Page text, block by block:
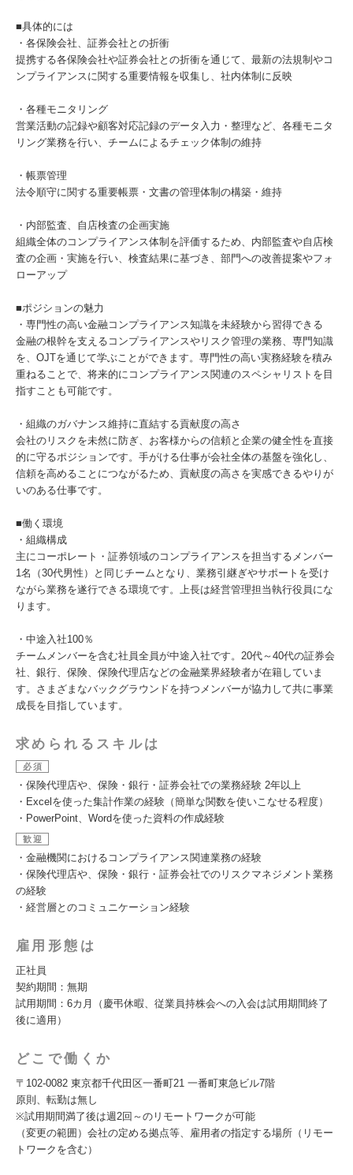
■具体的には
・各保険会社、証券会社との折衝
提携する各保険会社や証券会社との折衝を通じて、最新の法規制やコ
ンプライアンスに関する重要情報を収集し、社内体制に反映
・各種モニタリング
営業活動の記録や顧客対応記録のデータ入力・整理など、各種モニタ
リング業務を行い、チームによるチェック体制の維持
・帳票管理
法令順守に関する重要帳票・文書の管理体制の構築・維持
・内部監査、自店検査の企画実施
組織全体のコンプライアンス体制を評価するため、内部監査や自店検
査の企画・実施を行い、検査結果に基づき、部門への改善提案やフォ
ローアップ
■ポジションの魅力
・専門性の高い金融コンプライアンス知識を未経験から習得できる
金融の根幹を支えるコンプライアンスやリスク管理の業務、専門知識
を、OJTを通じて学ぶことができます。専門性の高い実務経験を積み
重ねることで、将来的にコンプライアンス関連のスペシャリストを目
指すことも可能です。
・組織のガバナンス維持に直結する貢献度の高さ
会社のリスクを未然に防ぎ、お客様からの信頼と企業の健全性を直接
的に守るポジションです。手がける仕事が会社全体の基盤を強化し、
信頼を高めることにつながるため、貢献度の高さを実感できるやりが
いのある仕事です。
■働く環境
・組織構成
主にコーポレート・証券領域のコンプライアンスを担当するメンバー
1名（30代男性）と同じチームとなり、業務引継ぎやサポートを受け
ながら業務を遂行できる環境です。上長は経営管理担当執行役員にな
ります。
・中途入社100％
チームメンバーを含む社員全員が中途入社です。20代～40代の証券会
社、銀行、保険、保険代理店などの金融業界経験者が在籍していま
す。さまざまなバックグラウンドを持つメンバーが協力して共に事業
成長を目指しています。
求められるスキルは
必須
・保険代理店や、保険・銀行・証券会社での業務経験 2年以上
・Excelを使った集計作業の経験（簡単な関数を使いこなせる程度）
・PowerPoint、Wordを使った資料の作成経験
歓迎
・金融機関におけるコンプライアンス関連業務の経験
・保険代理店や、保険・銀行・証券会社でのリスクマネジメント業務
の経験
・経営層とのコミュニケーション経験
雇用形態は
正社員
契約期間：無期
試用期間：6カ月（慶弔休暇、従業員持株会への入会は試用期間終了
後に適用）
どこで働くか
〒102-0082 東京都千代田区一番町21 一番町東急ビル7階
原則、転勤は無し
※試用期間満了後は週2回～のリモートワークが可能
（変更の範囲）会社の定める拠点等、雇用者の指定する場所（リモー
トワークを含む）